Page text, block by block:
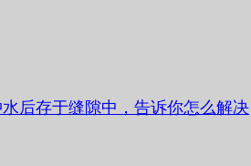
后存于缝隙中，告诉你怎么解决